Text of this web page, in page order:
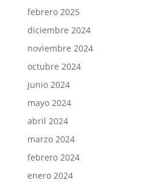
febrero 2025
diciembre 2024
noviembre 2024
octubre 2024
junio 2024
mayo 2024
abril 2024
marzo 2024
febrero 2024
enero 2024